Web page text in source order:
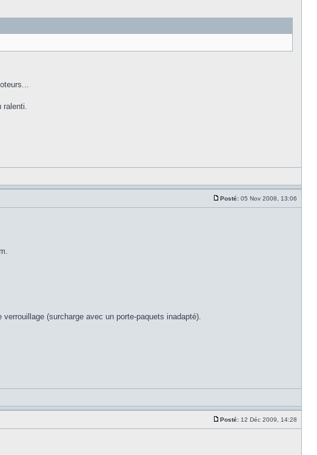
ralenti.
Posté: 05 Nov 2008, 13:06
(surcharge avec un porte-paquets inadapté).
Posté: 12 Déc 2009, 14:28